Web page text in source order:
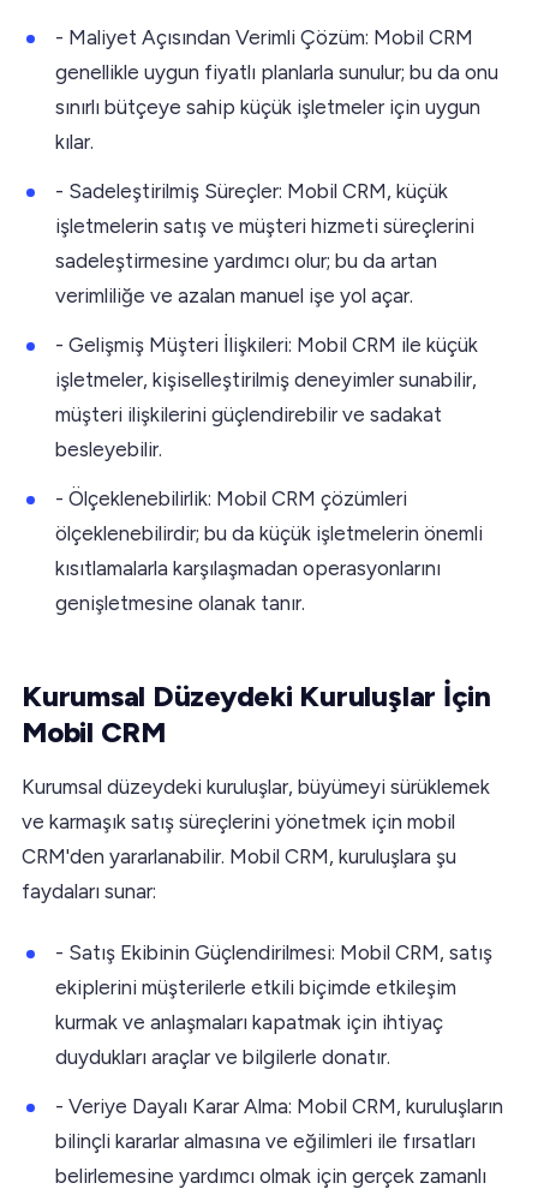
- Maliyet Açısından Verimli Çözüm: Mobil CRM
genellikle uygun fiyatlı planlarla sunulur; bu da onu
sınırlı bütçeye sahip küçük işletmeler için uygun
kılar.
- Sadeleştirilmiş Süreçler: Mobil CRM, küçük
işletmelerin satış ve müşteri hizmeti süreçlerini
sadeleştirmesine yardımcı olur; bu da artan
verimliliğe ve azalan manuel işe yol açar.
- Gelişmiş Müşteri İlişkileri: Mobil CRM ile küçük
işletmeler, kişiselleştirilmiş deneyimler sunabilir,
müşteri ilişkilerini güçlendirebilir ve sadakat
besleyebilir.
- Ölçeklenebilirlik: Mobil CRM çözümleri
ölçeklenebilirdir; bu da küçük işletmelerin önemli
kısıtlamalarla karşılaşmadan operasyonlarını
genişletmesine olanak tanır.
Kurumsal Düzeydeki Kuruluşlar İçin
Mobil CRM
Kurumsal düzeydeki kuruluşlar, büyümeyi sürüklemek
ve karmaşık satış süreçlerini yönetmek için mobil
CRM'den yararlanabilir. Mobil CRM, kuruluşlara şu
faydaları sunar:
- Satış Ekibinin Güçlendirilmesi: Mobil CRM, satış
ekiplerini müşterilerle etkili biçimde etkileşim
kurmak ve anlaşmaları kapatmak için ihtiyaç
duydukları araçlar ve bilgilerle donatır.
- Veriye Dayalı Karar Alma: Mobil CRM, kuruluşların
bilinçli kararlar almasına ve eğilimleri ile fırsatları
belirlemesine yardımcı olmak için gerçek zamanlı